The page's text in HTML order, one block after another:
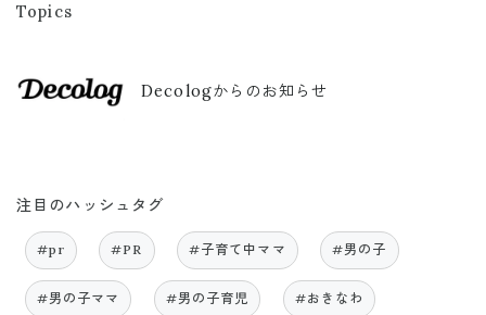
Topics
Decologからのお知らせ
注目のハッシュタグ
#pr #PR #子育て中ママ #男の子
#男の子ママ #男の子育児 #おきなわ